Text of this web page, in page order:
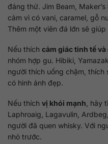
đáng thử. Jim Beam,
cảm vì có vani, caramel, gỗ
Thêm một viên đá lớn sẽ giúp
Nếu thích cảm giác tinh tế
nhóm hợp gu. Hibiki,
người thích uống chậm, thích
có hình ảnh đẹp.
Nếu thích vị khói mạnh , hãy
Laphroaig, Lagavulin,
người đã quen whisky. Với
nhỏ trước.